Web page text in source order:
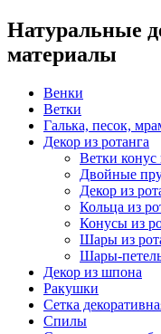
Натуральные
материалы
Венки
Ветки
Галька, песок,
Декор из ротанга
Ветки конус
Двойные
Декор из
Кольца из
Конусы из
Шары из
Шары-
Декор из шпона
Ракушки
Сетка
Спилы